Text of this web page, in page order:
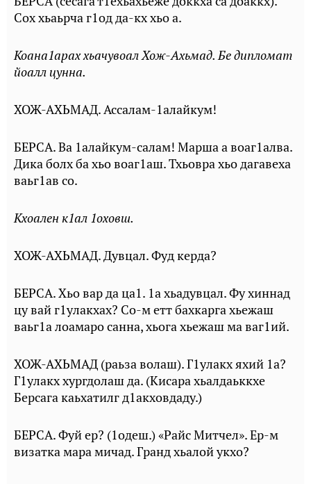
Сох хьаьрча г1од да-кх хьо а.
Коана1арах хьачувоал Хож-Ахьмад. Бе дипломат
йоалл цунна.
ХОЖ-АХЬМАД. Ассалам-1алайкум!
БЕРСА. Ва 1алайкум-салам! Марша а воаг1алва.
Дика болх ба хьо воаг1аш. Тхьовра хьо дагавеха
ваьг1ав со.
Кхоален к1ал 1оховш.
ХОЖ-АХЬМАД. Дувцал. Фуд керда?
БЕРСА. Хьо вар да ца1. 1а хьадувцал. Фу хиннад
цу вай г1улакхах? Со-м етт бахкарга хьежаш
ваьг1а лоамаро санна, хьога хьежаш ма ваг1ий.
ХОЖ-АХЬМАД (раьза волаш). Г1улакх яхий 1а?
Г1улакх хургдолаш да. (Кисара хьалдаьккхе
Берсага каьхатилг д1акховдаду.)
БЕРСА. Фуй ер? (1одеш.) «Райс Митчел». Ер-м
визатка мара мичад. Гранд хьалой укхо?